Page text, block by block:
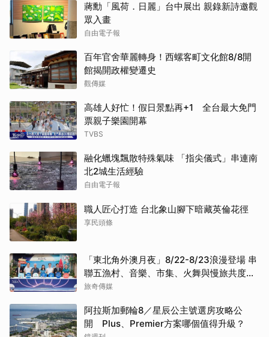
蔣勳「風荷．日麗」台中展出 親錄新詩邀觀
眾入畫
自由電子報
百年官舍華麗轉身！西螺客町文化館8/8開
館揭開政權變遷史
觀傳媒
高雄人好忙！假日景點再+1 全台最大免門
票親子樂園開幕
TVBS
融化蠟塊飄散特殊氣味 「指尖儀式」串連南
北2城生活經驗
自由電子報
職人匠心打造 台北象山腳下暗藏英倫花徑
享民頭條
「東北角外澳月夜」8/22-8/23浪漫登場 串
聯五漁村、音樂、市集、火舞與慢旅共度夏
夜
旅奇傳媒
阿拉斯加郵輪8／星辰公主號選房攻略公
開 Plus、Premier方案哪個值得升級？